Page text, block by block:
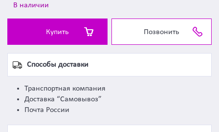
В наличии
Купить Позвонить
Способы доставки
Транспортная компания
Доставка “Самовывоз”
Почта России